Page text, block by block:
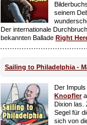
seinem
Der internationale
bekannten Ballade Right
Sailing to Philadelphia -
Der
Knopfler
Dixion las.
Segel für
sich von